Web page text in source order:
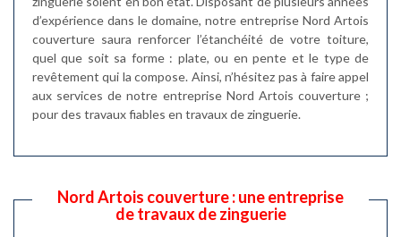
d’expérience dans le domaine, notre entreprise Nord Artois
couverture saura renforcer l’étanchéité de votre toiture,
quel que soit sa forme : plate, ou en pente et le type de
revêtement qui la compose. Ainsi, n’hésitez pas à faire appel
aux services de notre entreprise Nord Artois couverture ;
pour des travaux fiables en travaux de zinguerie.
Nord Artois couverture : une entreprise
de travaux de zinguerie